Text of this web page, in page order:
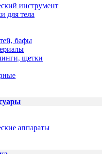
инструмент
для тела
бафы
щетки
аппараты